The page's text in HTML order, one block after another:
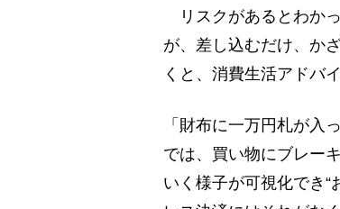
リスクがあるとわか
が、差し込むだけ、か
くと、消費生活アドバ
「財布に一万円札が入
では、買い物にブレー
いく様子が可視化でき“